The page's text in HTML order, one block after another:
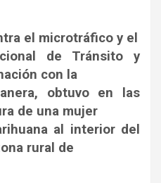
el microtráfico y el
de Tránsito y
con la
obtuvo en las
de una mujer
al interior del
rural de